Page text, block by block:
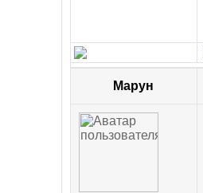
Марун